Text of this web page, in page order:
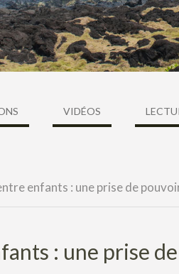
VIDÉOS
enfants : une prise de
: une prise